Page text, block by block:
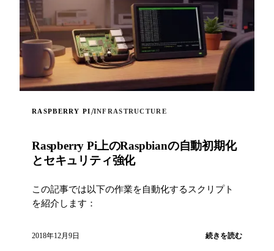
RASPBERRY PI/INFRASTRUCTURE
Raspberry Pi上のRaspbianの自動初期化
とセキュリティ強化
この記事では以下の作業を自動化するスクリプト
を紹介します：
2018年12月9日 続きを読む